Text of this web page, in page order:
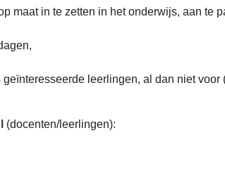
maat in te zetten in het onderwijs, aan te
leerlingen, al dan niet voor
(docenten/leerlingen):